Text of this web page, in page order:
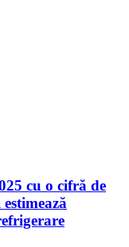
cu o cifră de